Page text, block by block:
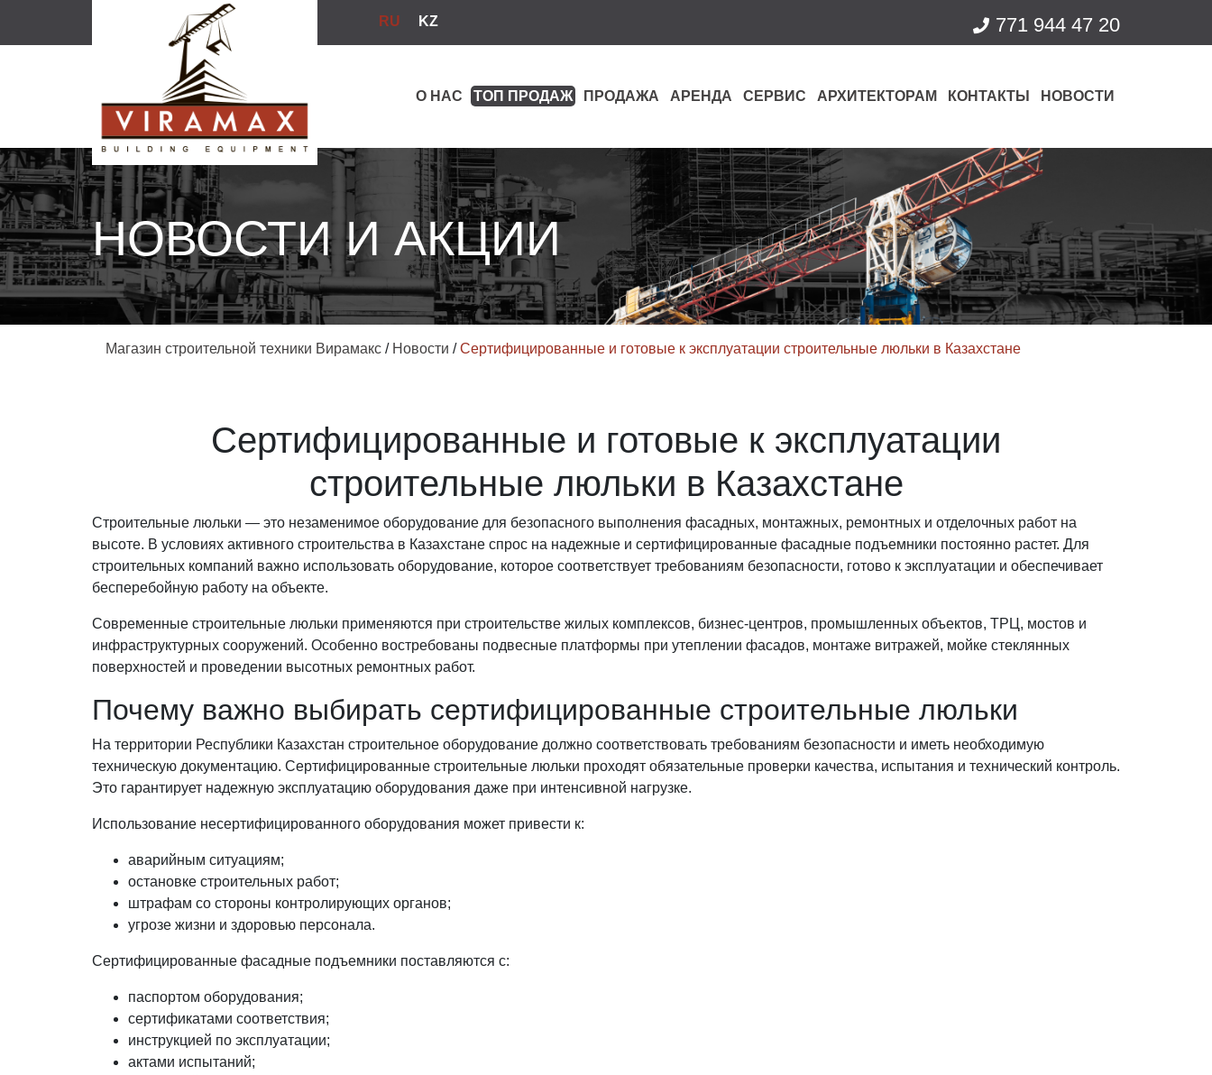
RU KZ 771 944 47 20
О НАС ТОП ПРОДАЖ ПРОДАЖА АРЕНДА СЕРВИС АРХИТЕКТОРАМ КОНТАКТЫ НОВОСТИ
НОВОСТИ И АКЦИИ
Магазин строительной техники Вирамакс / Новости /Сертифицированные и готовые к эксплуатации строительные люльки в Казахстане
Сертифицированные и готовые к эксплуатации
строительные люльки в Казахстане
Строительные люльки — это незаменимое оборудование для безопасного выполнения фасадных, монтажных, ремонтных и отделочных работ на
высоте. В условиях активного строительства в Казахстане спрос на надежные и сертифицированные фасадные подъемники постоянно растет. Для
строительных компаний важно использовать оборудование, которое соответствует требованиям безопасности, готово к эксплуатации и обеспечивает
бесперебойную работу на объекте.
Современные строительные люльки применяются при строительстве жилых комплексов, бизнес-центров, промышленных объектов, ТРЦ, мостов и
инфраструктурных сооружений. Особенно востребованы подвесные платформы при утеплении фасадов, монтаже витражей, мойке стеклянных
поверхностей и проведении высотных ремонтных работ.
Почему важно выбирать сертифицированные строительные люльки
На территории Республики Казахстан строительное оборудование должно соответствовать требованиям безопасности и иметь необходимую
техническую документацию. Сертифицированные строительные люльки проходят обязательные проверки качества, испытания и технический контроль.
Это гарантирует надежную эксплуатацию оборудования даже при интенсивной нагрузке.
Использование несертифицированного оборудования может привести к:
аварийным ситуациям;
остановке строительных работ;
штрафам со стороны контролирующих органов;
угрозе жизни и здоровью персонала.
Сертифицированные фасадные подъемники поставляются с:
паспортом оборудования;
сертификатами соответствия;
инструкцией по эксплуатации;
актами испытаний;